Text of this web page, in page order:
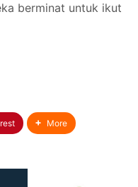
berminat untuk ikut
More